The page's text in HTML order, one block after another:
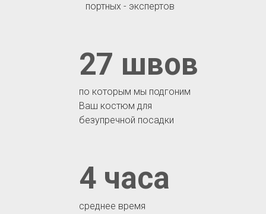
среднее время
4 часа
по которым мы подгоним
Ваш костюм для
безупречной посадки
27 швов
портных - экспертов